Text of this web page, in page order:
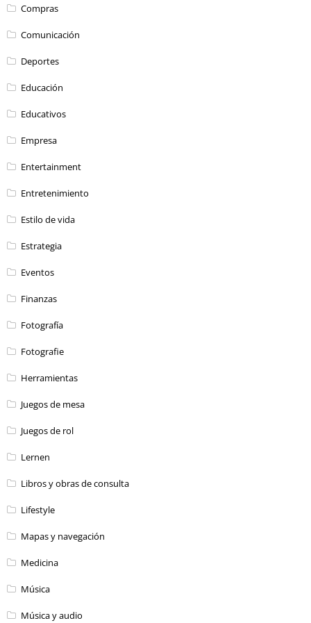
Compras
Comunicación
Deportes
Educación
Educativos
Empresa
Entertainment
Entretenimiento
Estilo de vida
Estrategia
Eventos
Finanzas
Fotografía
Fotografie
Herramientas
Juegos de mesa
Juegos de rol
Lernen
Libros y obras de consulta
Lifestyle
Mapas y navegación
Medicina
Música
Música y audio